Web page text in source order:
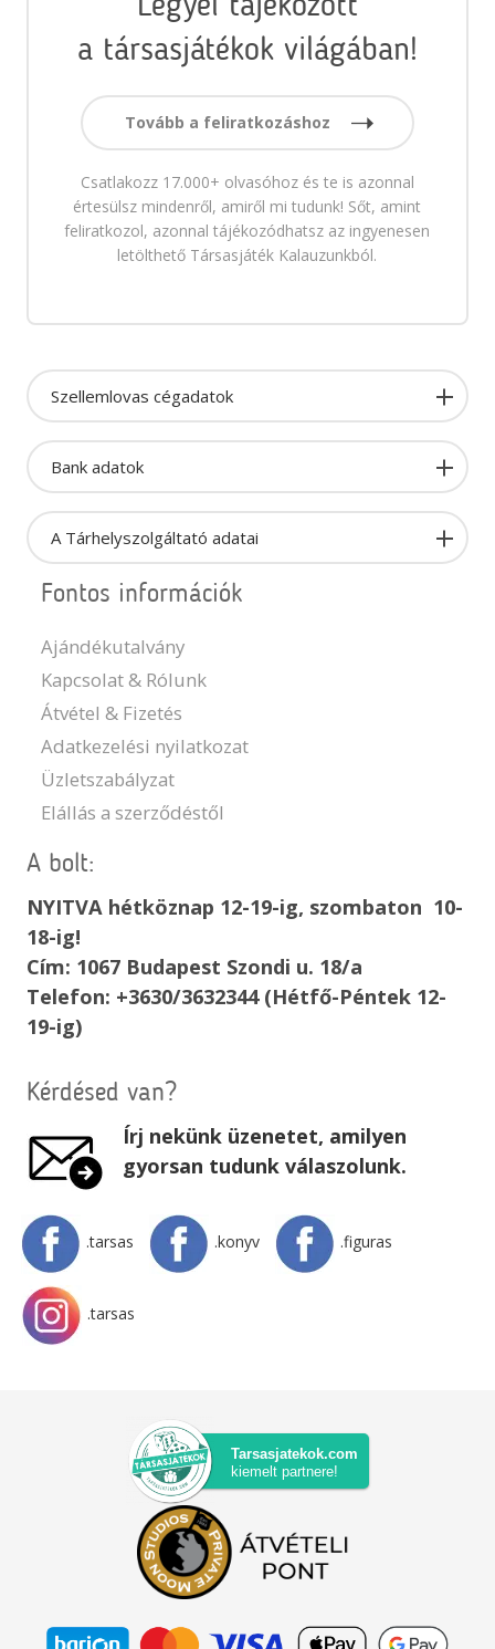
Legyél tájékozott
a társasjátékok világában!
Tovább a feliratkozáshoz
Csatlakozz 17.000+ olvasóhoz és te is azonnal
értesülsz mindenről, amiről mi tudunk! Sőt, amint
feliratkozol, azonnal tájékozódhatsz az ingyenesen
letölthető Társasjáték Kalauzunkból.
Szellemlovas cégadatok
Bank adatok
A Tárhelyszolgáltató adatai
Fontos információk
Ajándékutalvány
Kapcsolat & Rólunk
Átvétel & Fizetés
Adatkezelési nyilatkozat
Üzletszabályzat
Elállás a szerződéstől
A bolt:
NYITVA hétköznap 12-19-ig, szombaton 10-
18-ig!
Cím: 1067 Budapest Szondi u. 18/a
Telefon: +3630/3632344 (Hétfő-Péntek 12-
19-ig)
Kérdésed van?
Írj nekünk üzenetet, amilyen
gyorsan tudunk válaszolunk.
.tarsas .konyv .figuras
.tarsas
Tarsasjatekok.com
kiemelt partnere!